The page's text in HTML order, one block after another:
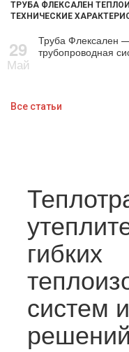
ТРУБА ФЛЕКСАЛЕН
ТЕХНИЧЕСКИЕ
29
Май
Труба Флексален
трубопроводная
Все статьи
гибких
систем
решений